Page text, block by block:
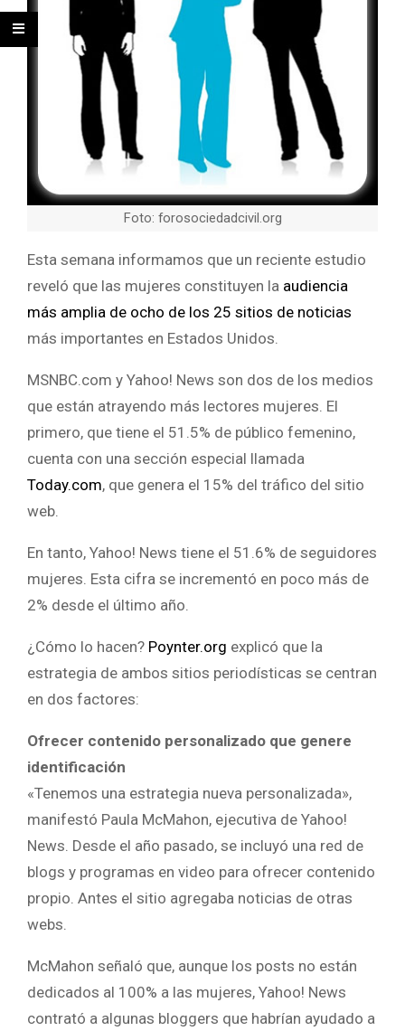
Foto: forosociedadcivil.org
Esta semana informamos que un reciente estudio
reveló que las mujeres constituyen la audiencia
más amplia de ocho de los 25 sitios de noticias
más importantes en Estados Unidos.
MSNBC.com y Yahoo! News son dos de los medios
que están atrayendo más lectores mujeres. El
primero, que tiene el 51.5% de público femenino,
cuenta con una sección especial llamada
Today.com, que genera el 15% del tráfico del sitio
web.
En tanto, Yahoo! News tiene el 51.6% de seguidores
mujeres. Esta cifra se incrementó en poco más de
2% desde el último año.
¿Cómo lo hacen? Poynter.org explicó que la
estrategia de ambos sitios periodísticas se centran
en dos factores:
Ofrecer contenido personalizado que genere
identificación
«Tenemos una estrategia nueva personalizada»,
manifestó Paula McMahon, ejecutiva de Yahoo!
News. Desde el año pasado, se incluyó una red de
blogs y programas en video para ofrecer contenido
propio. Antes el sitio agregaba noticias de otras
webs.
McMahon señaló que, aunque los posts no están
dedicados al 100% a las mujeres, Yahoo! News
contrató a algunas bloggers que habrían ayudado a